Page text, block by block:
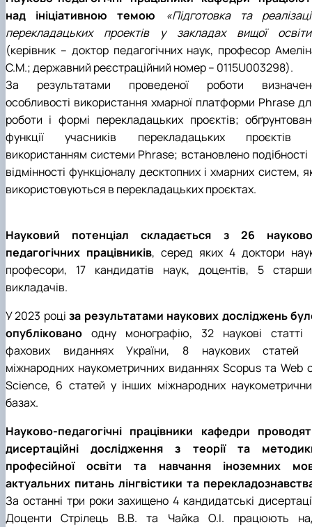
над ініціативною темою
«Підготовка та
перекладацьких проектів у закладах вищої
(керівник – доктор педагогічних наук, професор
С.М.; державний реєстраційний номер – 0115U003298).
За результатами проведеної роботи
особливості використання хмарної платформи Phrase
роботи і формі перекладацьких проєктів;
функції учасників перекладацьких проєктів
використанням системи Phrase; встановлено подібності
відмінності функціоналу десктопних і хмарних систем,
використовуються в перекладацьких проєктах.
Науковий потенціал складається з 26
педагогічних працівників, серед яких 4 доктори
професори, 17 кандидатів наук, доцентів, 5
викладачів.
У 2023 році за результатами наукових досліджень
опубліковано одну монографію, 32 наукові статті
фахових виданнях України, 8 наукових статей
міжнародних наукометричних виданнях Scopus та Web
Science, 6 статей у інших міжнародних
базах.
Науково-педагогічні працівники кафедри
дисертаційні дослідження з теорії та
професійної освіти та навчання іноземних
актуальних питань лінгвістики та
За останні три роки захищено 4 кандидатські
Доценти Стрілець В.В. та Чайка О.І. працюють